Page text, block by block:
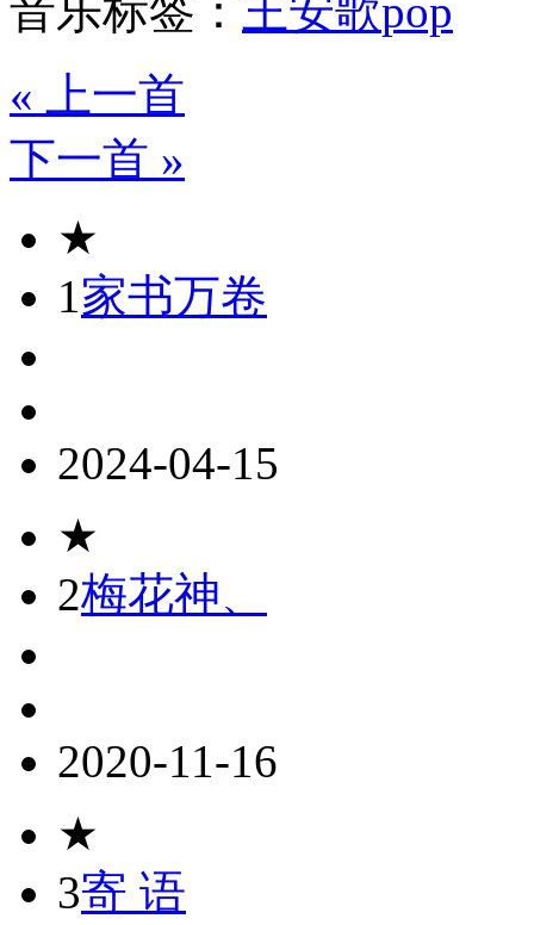
音乐标签： 王安歌pop
« 上一首
下一首 »
★
1家书万卷
2024-04-15
★
2梅花神、
2020-11-16
★
3寄 语